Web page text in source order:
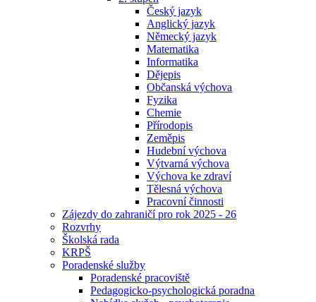
Český jazyk
Anglický jazyk
Německý jazyk
Matematika
Informatika
Dějepis
Občanská výchova
Fyzika
Chemie
Přírodopis
Zeměpis
Hudební výchova
Výtvarná výchova
Výchova ke zdraví
Tělesná výchova
Pracovní činnosti
Zájezdy do zahraničí pro rok 2025 - 26
Rozvrhy
Školská rada
KRPŠ
Poradenské služby
Poradenské pracoviště
Pedagogicko-psychologická poradna